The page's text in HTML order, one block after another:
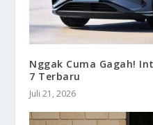
Nggak Cuma Gagah!
7 Terbaru
Juli 21, 2026